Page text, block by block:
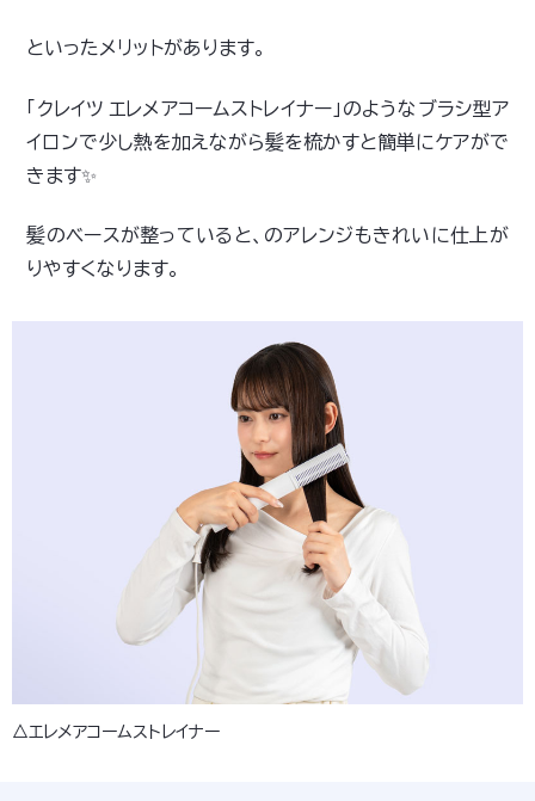
といったメリットがあります。
「クレイツ エレメアコームストレイナー」のようなブラシ型ア
イロンで少し熱を加えながら髪を梳かすと簡単にケアがで
きます✨
髪のベースが整っていると、のアレンジもきれいに仕上が
りやすくなります。
△エレメアコームストレイナー